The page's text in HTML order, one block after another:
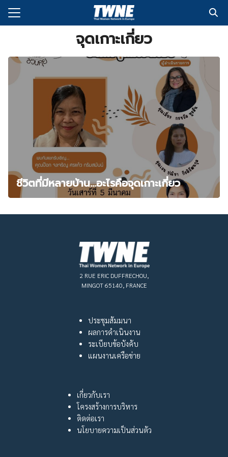
Skip
เรา
จุดเกาะเกี่ยว
ชีวิตที่มีหลายบ้าน…อะไรคือจุดเกาะเกี่ยว
2 RUE ERIC DUFFRECHOU,
MINGOT 65140, FRANCE
ประชุมสัมมนา
ผลการดำเนินงาน
ระเบียบข้อบังคับ
แผนงานเครือข่าย
เกี่ยวกับเรา
โครงสร้างการบริหาร
ติดต่อเรา
นโยบายความเป็นส่วนตัว